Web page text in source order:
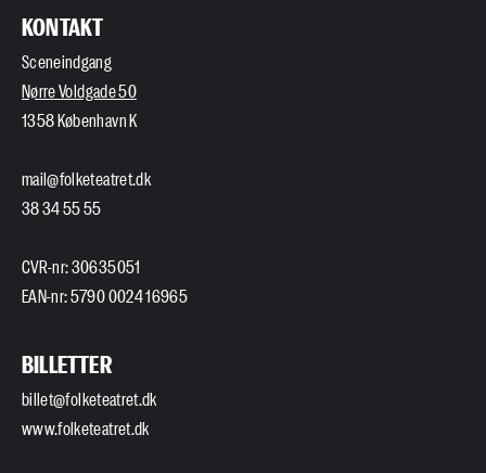
KONTAKT
Sceneindgang
Nørre Voldgade 50
1358 København K
mail@folketeatret.dk
38 34 55 55
CVR-nr: 30635051
EAN-nr: 5790 0024 16965
BILLETTER
billet@folketeatret.dk
www.folketeatret.dk